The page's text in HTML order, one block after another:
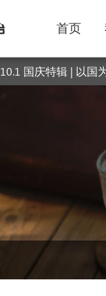
首页
10.1 国庆特辑 | 以国